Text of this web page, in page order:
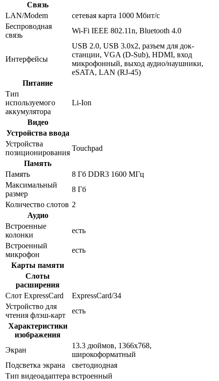
Связь
LAN/Modem
сетевая карта 1000 Мбит/c
Беспроводная
связь
Wi-Fi IEEE 802.11n, Bluetooth 4.0
Интерфейсы
USB 2.0, USB 3.0x2, разъем для док-
станции, VGA (D-Sub), HDMI, вход
микрофонный, выход аудио/наушники,
eSATA, LAN (RJ-45)
Питание
Тип
используемого
аккумулятора
Li-Ion
Видео
Устройства ввода
Устройства
позиционирования
Touchpad
Память
Память
8 Гб DDR3 1600 МГц
Максимальный
размер
8 Гб
Количество слотов 2
Аудио
Встроенные
колонки
есть
Встроенный
микрофон
есть
Карты памяти
Слоты
расширения
Слот ExpressCard
ExpressCard/34
Устройство для
чтения флэш-карт
есть
Характеристики
изображения
Экран
13.3 дюймов, 1366x768,
широкоформатный
Подсветка экрана
светодиодная
Тип видеоадаптера встроенный